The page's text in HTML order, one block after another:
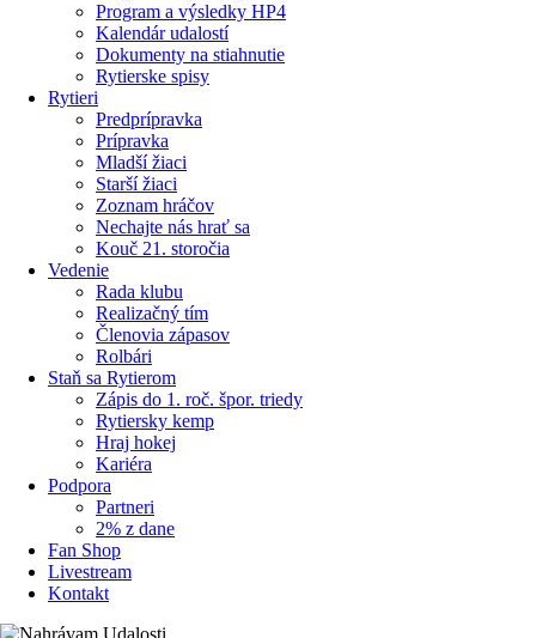
Program a výsledky HP4
Kalendár udalostí
Dokumenty na stiahnutie
Rytierske spisy
Rytieri
Predprípravka
Prípravka
Mladší žiaci
Starší žiaci
Zoznam hráčov
Nechajte nás hrať sa
Kouč 21. storočia
Vedenie
Rada klubu
Realizačný tím
Členovia zápasov
Rolbári
Staň sa Rytierom
Zápis do 1. roč. špor. triedy
Rytiersky kemp
Hraj hokej
Kariéra
Podpora
Partneri
2% z dane
Fan Shop
Livestream
Kontakt